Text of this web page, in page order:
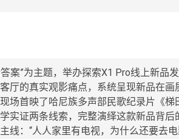
案”为主题，举办探索X1 Pro线上新品
厅的真实观影痛点，系统呈现新品在画
场首映了哈尼族多声部民歌纪录片《梯
实证两条线索，完整演绎这款新品背后
线：“人人家里有电视，为什么还要去